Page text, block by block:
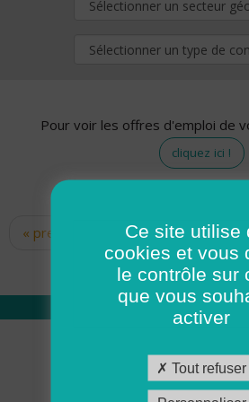
Pour voir les offres d'emploi de
cliquez ici !
Pages
« premier ‹ précédent …
14 15 16
Qui sommes nous
Académie
Ce site utilise
cookies et vous
le contrôle sur
que vous
activer
Tout refuser